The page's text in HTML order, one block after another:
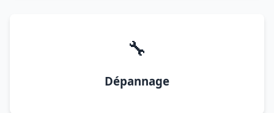
🔧
Dépannage